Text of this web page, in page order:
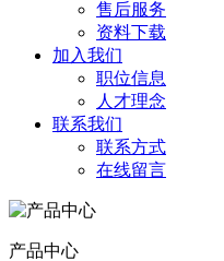
售后服务
资料下载
加入我们
职位信息
人才理念
联系我们
联系方式
在线留言
产品中心